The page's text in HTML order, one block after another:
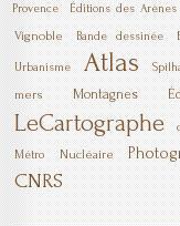
Provence Éditions des Arènes
Vignoble Bande dessinée
Urbanisme Atlas
mers Montagnes
LeCartographe
Métro Nucléaire
CNRS